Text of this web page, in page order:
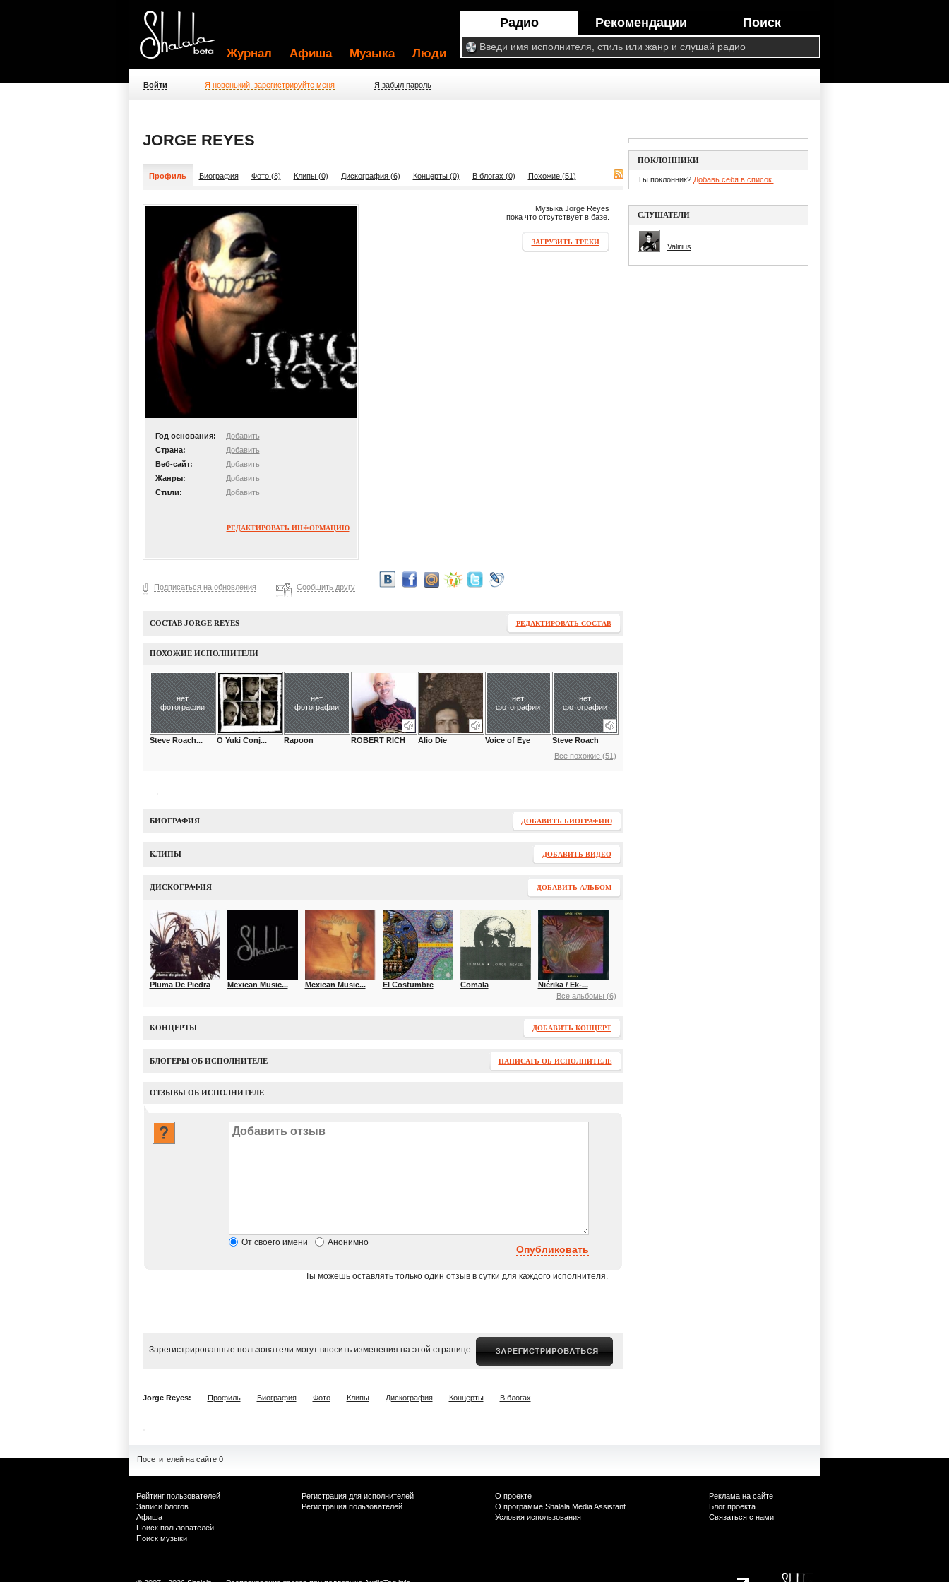
Радио Рекомендации Поиск
Журнал Афиша Музыка Люди
Войти Я новенький, зарегистрируйте меня Я забыл пароль
JORGE REYES
Профиль Биография Фото (8) Клипы (0) Дискография (6) Концерты (0) В блогах (0) Похожие (51)
Год основания:
Добавить
Страна:
Добавить
Веб-сайт:
Добавить
Жанры:
Добавить
Стили:
Добавить
РЕДАКТИРОВАТЬ ИНФОРМАЦИЮ
Музыка Jorge Reyes
пока что отсутствует в базе.
ЗАГРУЗИТЬ ТРЕКИ
Подписаться на обновления Сообщить другу
СОСТАВ JORGE REYES РЕДАКТИРОВАТЬ СОСТАВ
ПОХОЖИЕ ИСПОЛНИТЕЛИ
нет
фотографии
Steve Roach... O Yuki Conj...
нет
фотографии
Rapoon ROBERT RICH Alio Die
нет
фотографии
Voice of Eye
нет
фотографии
Steve Roach
Все похожие (51)
БИОГРАФИЯ ДОБАВИТЬ БИОГРАФИЮ
КЛИПЫ ДОБАВИТЬ ВИДЕО
ДИСКОГРАФИЯ ДОБАВИТЬ АЛЬБОМ
Pluma De Piedra Mexican Music... Mexican Music... El Costumbre Comala
Niérika / Ek-...
Все альбомы (6)
КОНЦЕРТЫ ДОБАВИТЬ КОНЦЕРТ
БЛОГЕРЫ ОБ ИСПОЛНИТЕЛЕ НАПИСАТЬ ОБ ИСПОЛНИТЕЛЕ
ОТЗЫВЫ ОБ ИСПОЛНИТЕЛЕ
От своего имени Анонимно
Опубликовать
Ты можешь оставлять только один отзыв в сутки для каждого исполнителя.
Зарегистрированные пользователи могут вносить изменения на этой странице.
Jorge Reyes: Профиль Биография Фото Клипы Дискография Концерты В блогах
ПОКЛОННИКИ
Ты поклонник? Добавь себя в список.
СЛУШАТЕЛИ
Valirius
Посетителей на сайте 0
Рейтинг пользователей
Записи блогов
Афиша
Поиск пользователей
Поиск музыки
Регистрация для исполнителей
Регистрация пользователей
О проекте
О программе Shalala Media Assistant
Условия использования
Реклама на сайте
Блог проекта
Связаться с нами